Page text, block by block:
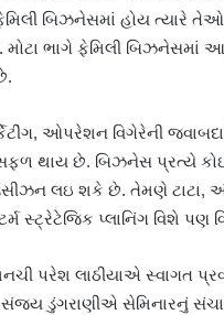
બિઝનેસમાં હોય ત્યારે
ભાગે ફેમિલી બિઝનેસમાં
ઓપરેશન વિગેરેની
થાય છે. બિઝનેસ પ્રત્યે
ડિસીઝન લઇ શકે છે. તેમણે
સ્ટ્રેટેજિક પ્લાનિંગ વિશે
પરેશ લાઠીયાએ સ્વાગત
સંજય ડુંગરાણીએ સેમિનારનું